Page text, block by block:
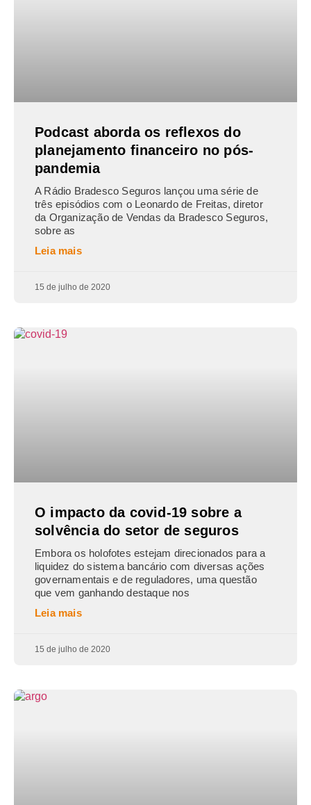
Podcast aborda os reflexos do
planejamento financeiro no pós-
pandemia
A Rádio Bradesco Seguros lançou uma série de
três episódios com o Leonardo de Freitas, diretor
da Organização de Vendas da Bradesco Seguros,
sobre as
Leia mais
15 de julho de 2020
O impacto da covid-19 sobre a
solvência do setor de seguros
Embora os holofotes estejam direcionados para a
liquidez do sistema bancário com diversas ações
governamentais e de reguladores, uma questão
que vem ganhando destaque nos
Leia mais
15 de julho de 2020